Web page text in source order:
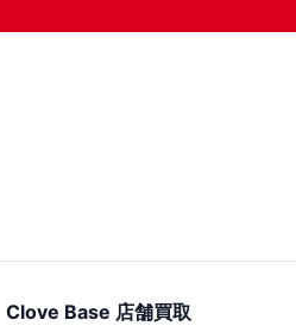
Clove Base 店舗買取